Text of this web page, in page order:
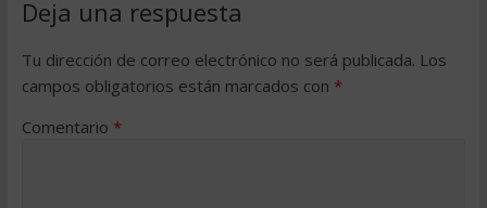
Deja una respuesta
Tu dirección de correo electrónico no será publicada. Los
campos obligatorios están marcados con *
Comentario *